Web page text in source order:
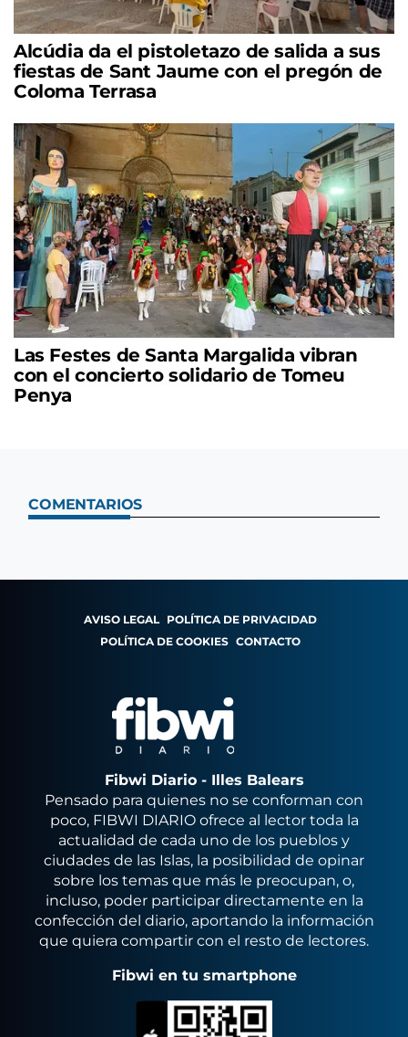
Alcúdia da el pistoletazo de salida a sus
fiestas de Sant Jaume con el pregón de
Coloma Terrasa
Las Festes de Santa Margalida vibran
con el concierto solidario de Tomeu
Penya
COMENTARIOS
AVISO LEGAL POLÍTICA DE PRIVACIDAD
POLÍTICA DE COOKIES CONTACTO
Fibwi Diario - Illes Balears
Pensado para quienes no se conforman con
poco, FIBWI DIARIO ofrece al lector toda la
actualidad de cada uno de los pueblos y
ciudades de las Islas, la posibilidad de opinar
sobre los temas que más le preocupan, o,
incluso, poder participar directamente en la
confección del diario, aportando la información
que quiera compartir con el resto de lectores.
Fibwi en tu smartphone